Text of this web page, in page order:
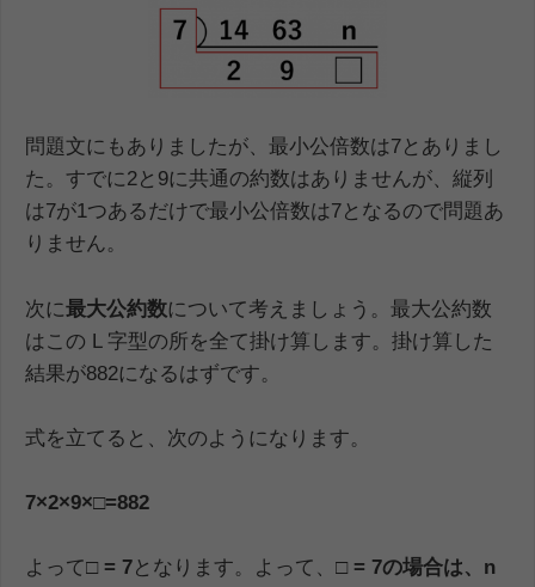
問題文にもありましたが、最小公倍数は7とありまし
た。すでに2と9に共通の約数はありませんが、縦列
は7が1つあるだけで最小公倍数は7となるので問題あ
りません。
次に最大公約数について考えましょう。最大公約数
はこの L 字型の所を全て掛け算します。掛け算した
結果が882になるはずです。
式を立てると、次のようになります。
7×2×9×□=882
よって□ = 7となります。よって、 □ = 7の場合は、 n